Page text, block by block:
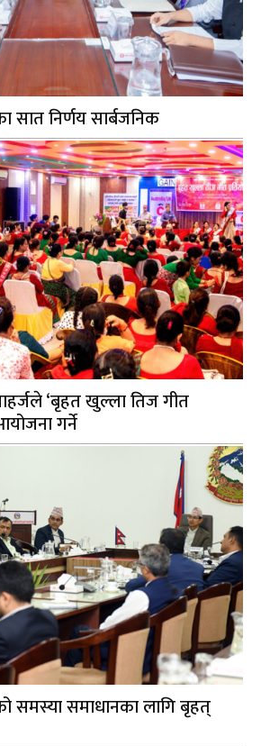
सात निर्णय सार्बजनिक
‘बृहत खुल्ला तिज गीत
गर्ने
समस्या समाधानका लागि बृहत्